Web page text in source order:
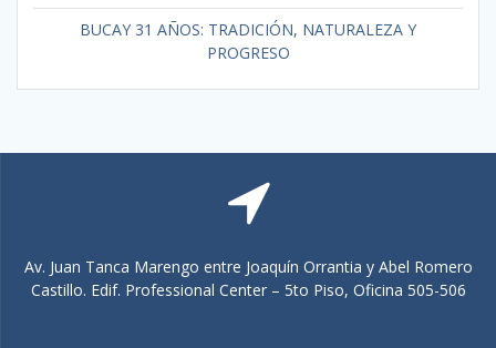
BUCAY 31 AÑOS: TRADICIÓN, NATURALEZA Y
PROGRESO
Av. Juan Tanca Marengo entre Joaquín Orrantia y Abel Romero
Castillo. Edif. Professional Center – 5to Piso, Oficina 505-506